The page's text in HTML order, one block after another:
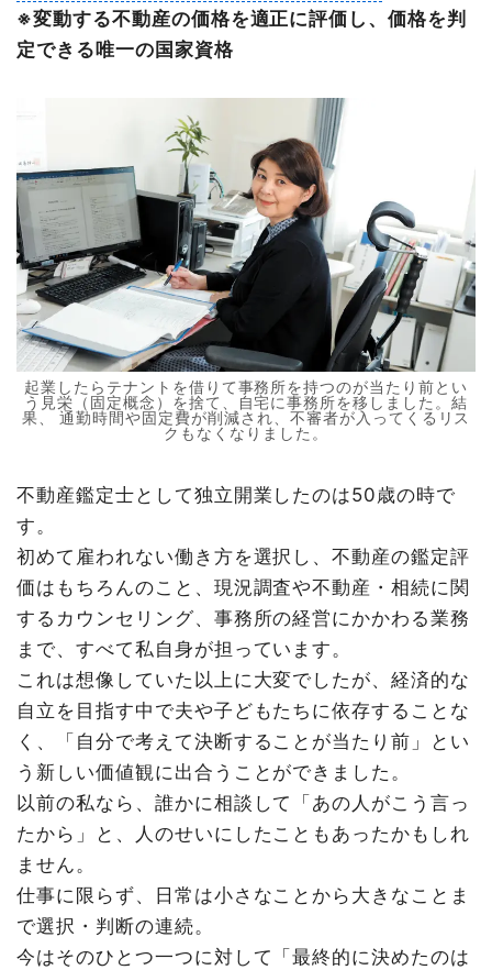
※変動する不動産の価格を適正に評価し、価格を判
定できる唯一の国家資格
起業したらテナントを借りて事務所を持つのが当たり前とい
う見栄（固定概念）を捨て、自宅に事務所を移しました。結
果、 通勤時間や固定費が削減され、不審者が入ってくるリス
クもなくなりました。
不動産鑑定士として独立開業したのは50歳の時で
す。
初めて雇われない働き方を選択し、不動産の鑑定評
価はもちろんのこと、現況調査や不動産・相続に関
するカウンセリング、事務所の経営にかかわる業務
まで、すべて私自身が担っています。
これは想像していた以上に大変でしたが、経済的な
自立を目指す中で夫や子どもたちに依存することな
く、「自分で考えて決断することが当たり前」とい
う新しい価値観に出合うことができました。
以前の私なら、誰かに相談して「あの人がこう言っ
たから」と、人のせいにしたこともあったかもしれ
ません。
仕事に限らず、日常は小さなことから大きなことま
で選択・判断の連続。
今はそのひとつ一つに対して「最終的に決めたのは